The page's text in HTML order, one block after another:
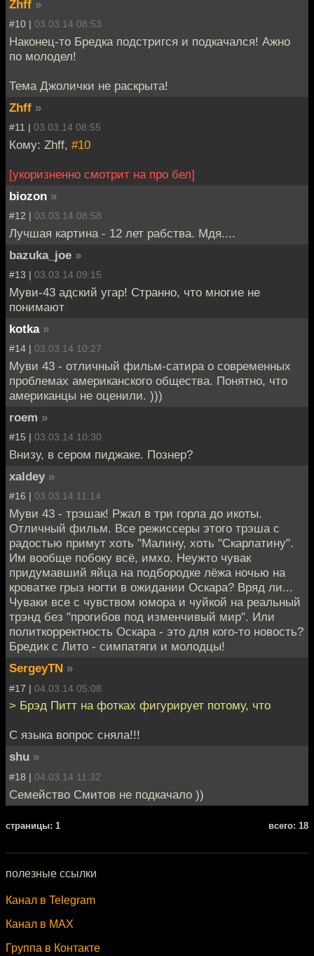
Zhff »
#10 | 03.03.14 08:53
Наконец-то Бредка подстригся и подкачался! Ажно
по молодел!
Тема Джолички не раскрыта!
Zhff »
#11 | 03.03.14 08:55
Кому: Zhff, #10
[укоризненно смотрит на про бел]
biozon »
#12 | 03.03.14 08:58
Лучшая картина - 12 лет рабства. Мдя....
bazuka_joe »
#13 | 03.03.14 09:15
Муви-43 адский угар! Странно, что многие не
понимают
kotka »
#14 | 03.03.14 10:27
Муви 43 - отличный фильм-сатира о современных
проблемах американского общества. Понятно, что
американцы не оценили. )))
roem »
#15 | 03.03.14 10:30
Внизу, в сером пиджаке. Познер?
xaldey »
#16 | 03.03.14 11:14
Муви 43 - трэшак! Ржал в три горла до икоты.
Отличный фильм. Все режиссеры этого трэша с
радостью примут хоть "Малину, хоть "Скарлатину".
Им вообще побоку всё, имхо. Неужто чувак
придумавший яйца на подбородке лёжа ночью на
кроватке грыз ногти в ожидании Оскара? Вряд ли...
Чуваки все с чувством юмора и чуйкой на реальный
трэнд без "прогибов под изменчивый мир". Или
политкорректность Оскара - это для кого-то новость?
Бредик с Лито - симпатяги и молодцы!
SergeyTN »
#17 | 04.03.14 05:08
> Брэд Питт на фотках фигурирует потому, что
C языка вопрос сняла!!!
shu »
#18 | 04.03.14 11:32
Семейство Смитов не подкачало ))
cтраницы: 1 всего: 18
полезные ссылки
Канал в Telegram
Канал в MAX
Группа в Контакте